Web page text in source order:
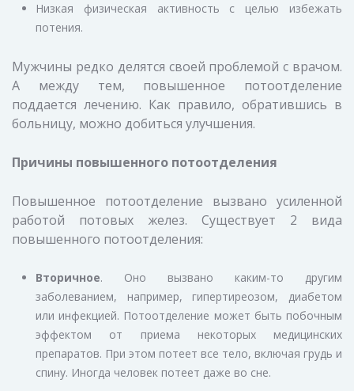
Низкая физическая активность с целью избежать
потения.
Мужчины редко делятся своей проблемой с врачом.
А между тем, повышенное потоотделение
поддается лечению. Как правило, обратившись в
больницу, можно добиться улучшения.
Причины повышенного потоотделения
Повышенное потоотделение вызвано усиленной
работой потовых желез. Существует 2 вида
повышенного потоотделения:
Вторичное. Оно вызвано каким-то другим
заболеванием, например, гипертиреозом, диабетом
или инфекцией. Потоотделение может быть побочным
эффектом от приема некоторых медицинских
препаратов. При этом потеет все тело, включая грудь и
спину. Иногда человек потеет даже во сне.